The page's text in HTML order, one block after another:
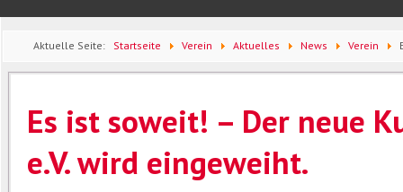
Aktuelle Seite: Startseite Verein Aktuelles News Verein
Es ist soweit! – Der neue
e.V. wird eingeweiht.